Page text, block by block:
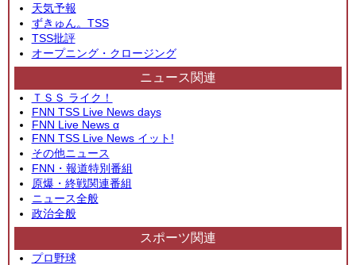
天気予報
ずきゅん。TSS
TSS批評
オープニング・クロージング
ニュース関連
ＴＳＳ ライク！
FNN TSS Live News days
FNN Live News α
FNN TSS Live News イット!
その他ニュース
FNN・報道特別番組
原爆・終戦関連番組
ニュース全般
政治全般
スポーツ関連
プロ野球